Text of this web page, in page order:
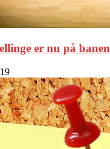
er nu på banen